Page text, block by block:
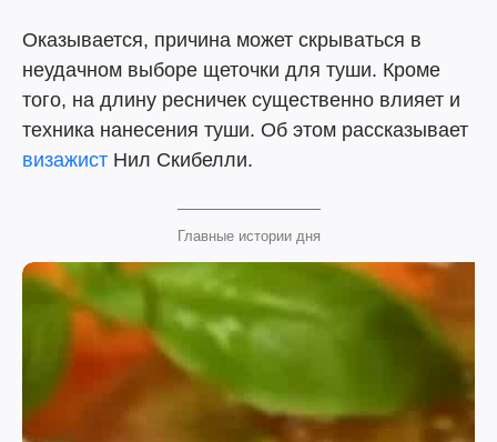
Оказывается, причина может скрываться в
неудачном выборе щеточки для туши. Кроме
того, на длину ресничек существенно влияет и
техника нанесения туши. Об этом рассказывает
визажист Нил Скибелли.
Главные истории дня